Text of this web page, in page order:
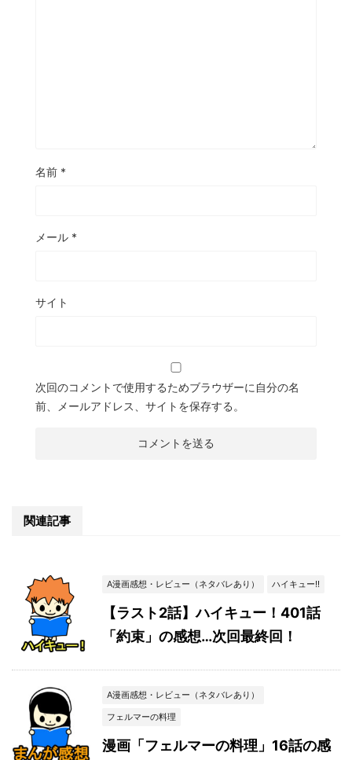
名前 *
メール *
サイト
次回のコメントで使用するためブラウザーに自分の名
前、メールアドレス、サイトを保存する。
関連記事
A漫画感想・レビュー（ネタバレあり） ハイキュー!!
【ラスト2話】ハイキュー！401話
「約束」の感想…次回最終回！
A漫画感想・レビュー（ネタバレあり）
フェルマーの料理
漫画「フェルマーの料理」16話の感